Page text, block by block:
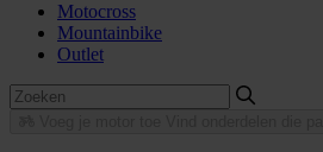
Motocross
Mountainbike
Outlet